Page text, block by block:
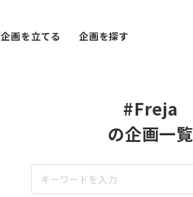
企画を立てる 企画を探す
#Freja
の企画一覧